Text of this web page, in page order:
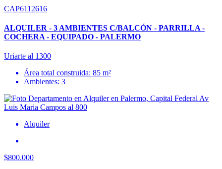
CAP6112616
ALQUILER - 3 AMBIENTES C/BALCÓN - PARRILLA -
COCHERA - EQUIPADO - PALERMO
Uriarte al 1300
Área total construida: 85 m²
Ambientes: 3
Alquiler
$800.000